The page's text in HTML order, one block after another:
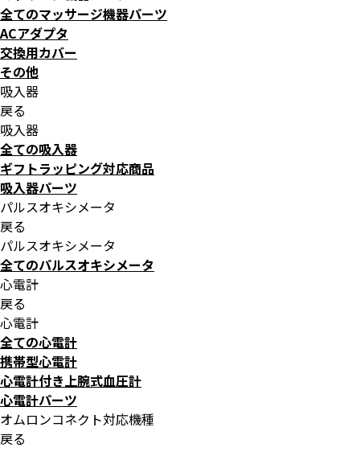
全てのマッサージ機器パーツ
ACアダプタ
交換用カバー
その他
吸入器
戻る
吸入器
全ての吸入器
ギフトラッピング対応商品
吸入器パーツ
パルスオキシメータ
戻る
パルスオキシメータ
全てのパルスオキシメータ
心電計
戻る
心電計
全ての心電計
携帯型心電計
心電計付き上腕式血圧計
心電計パーツ
オムロンコネクト対応機種
戻る